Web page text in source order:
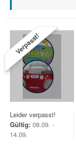
Verpasst!
Leider verpasst!
Gültig: 08.09. -
14.09.